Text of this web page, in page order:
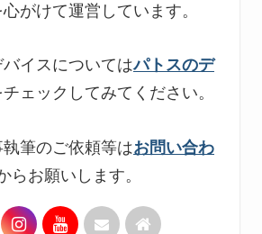
がけて運営しています。
イスについてはパトスのデ
ェックしてみてください。
筆のご依頼等はお問い合わ
らお願いします。